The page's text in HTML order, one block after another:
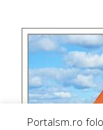
Portalsm.ro